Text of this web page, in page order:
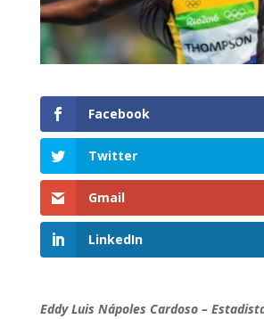
Facebook
Twitter
Gmail
LinkedIn
Eddy Luis Nápoles Cardoso –